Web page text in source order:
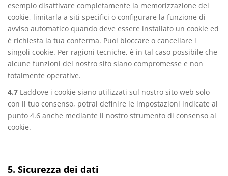
esempio disattivare completamente la memorizzazione dei
cookie, limitarla a siti specifici o configurare la funzione di
avviso automatico quando deve essere installato un cookie ed
è richiesta la tua conferma. Puoi bloccare o cancellare i
singoli cookie. Per ragioni tecniche, è in tal caso possibile che
alcune funzioni del nostro sito siano compromesse e non
totalmente operative.
4.7 Laddove i cookie siano utilizzati sul nostro sito web solo
con il tuo consenso, potrai definire le impostazioni indicate al
punto 4.6 anche mediante il nostro strumento di consenso ai
cookie.
5. Sicurezza dei dati